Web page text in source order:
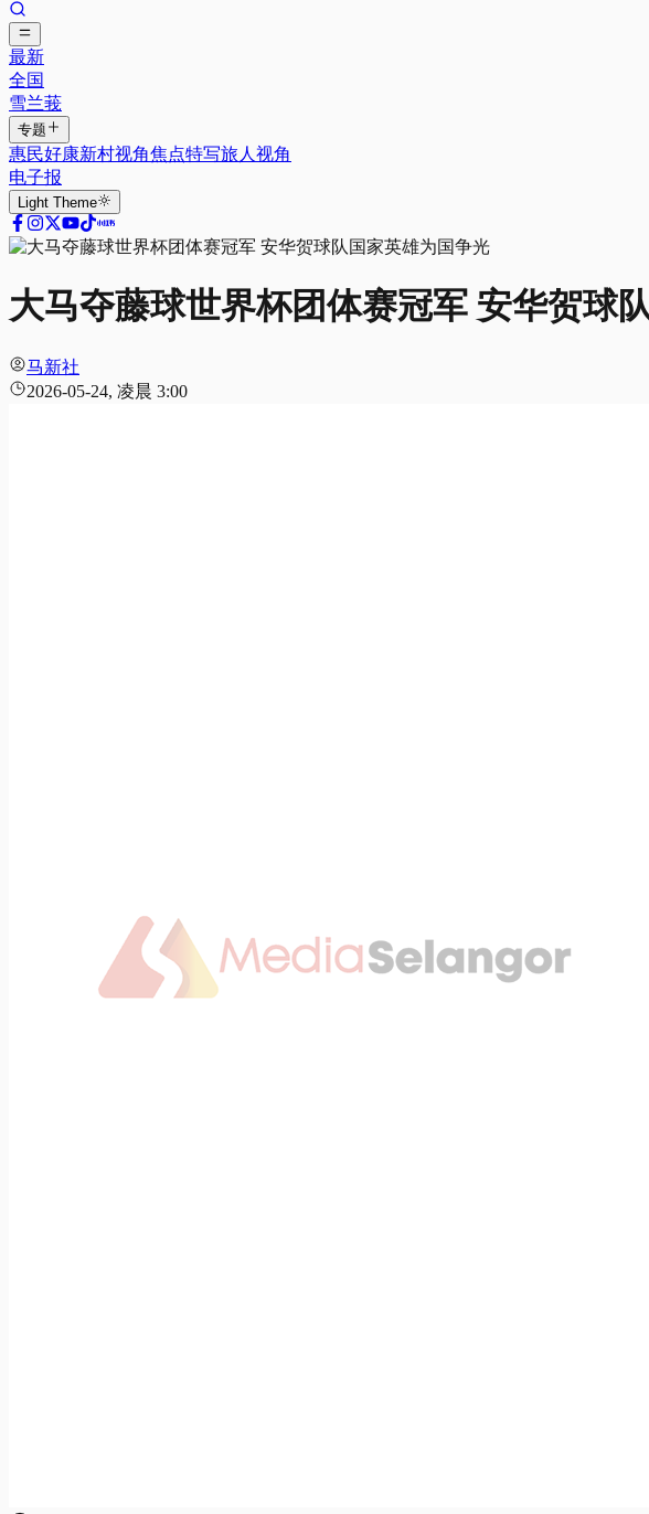
最新
全国
雪兰莪
专题
惠民好康新村视角焦点特写旅人视角
电子报
Light Theme
大马夺藤球世界杯团体赛冠军 安华贺球
马新社
2026-05-24, 凌晨 3:00